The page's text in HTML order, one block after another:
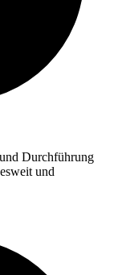
Durchführung
und